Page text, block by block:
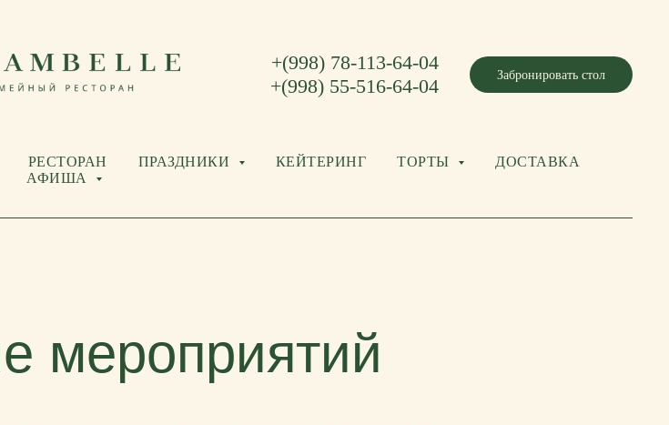
+(998) 78-113-64-04
+(998) 55-516-64-04
Забронировать стол
РЕСТОРАН ПРАЗДНИКИ КЕЙТЕРИНГ ТОРТЫ
ДОСТАВКА
АФИША
мероприятий